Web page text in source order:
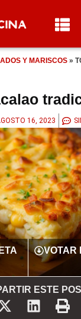
Y MARISCOS »
16, 2023
VOTAR
ESTE